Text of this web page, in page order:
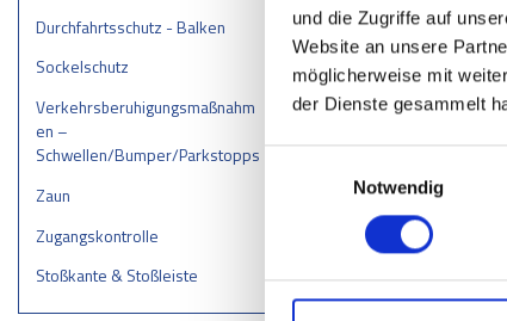
und die Zugriffe auf
Website an unsere
möglicherweise mit
der Dienste gesammelt
Notwendig
Durchfahrtsschutz - Balken
Sockelschutz
Verkehrsberuhigungsmaßnahm
en –
Schwellen/Bumper/Parkstopps
Zaun
Zugangskontrolle
Stoßkante & Stoßleiste